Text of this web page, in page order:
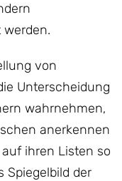
von
Unterscheidung
wahrnehmen,
anerkennen
ihren Listen so
Spiegelbild der